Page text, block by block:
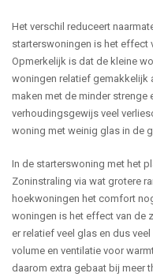
Het verschil reduceert
starterswoningen is het effect
Opmerkelijk is dat de kleine
woningen relatief gemakkelijk
maken met de minder strenge
verhoudingsgewijs veel
woning met weinig glas in de
In de starterswoning met het
Zoninstraling via wat grotere
hoekwoningen het comfort
woningen is het effect van de
er relatief veel glas en dus
volume en ventilatie voor
daarom extra gebaat bij meer